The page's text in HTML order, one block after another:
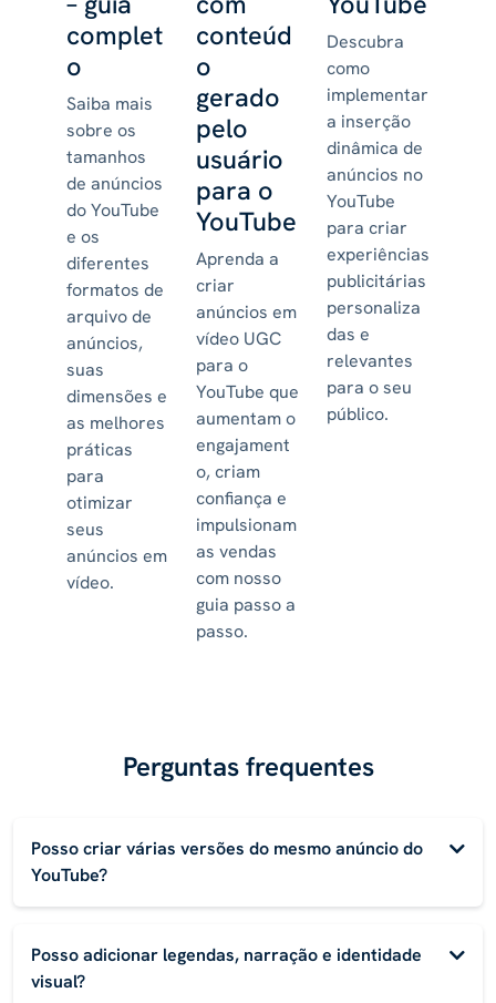
complet
o
Saiba mais
sobre os
tamanhos
de anúncios
do YouTube
e os
diferentes
formatos de
arquivo de
anúncios,
suas
dimensões e
as melhores
práticas
para
otimizar
seus
anúncios em
vídeo.
conteúd
o
gerado
pelo
usuário
para o
YouTube
Aprenda a
criar
anúncios em
vídeo UGC
para o
YouTube que
aumentam o
engajament
o, criam
confiança e
impulsionam
as vendas
com nosso
guia passo a
passo.
Descubra
como
implementar
a inserção
dinâmica de
anúncios no
YouTube
para criar
experiências
publicitárias
personaliza
das e
relevantes
para o seu
público.
Perguntas frequentes
Posso criar várias versões do mesmo anúncio do
YouTube?
Posso adicionar legendas, narração e identidade
visual?